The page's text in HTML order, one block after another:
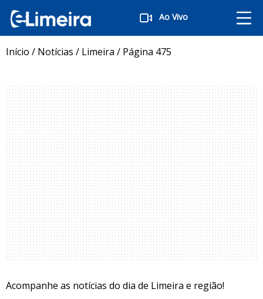
Ao Vivo
Início / Notícias / Limeira / Página 475
Acompanhe as notícias do dia de Limeira e região!